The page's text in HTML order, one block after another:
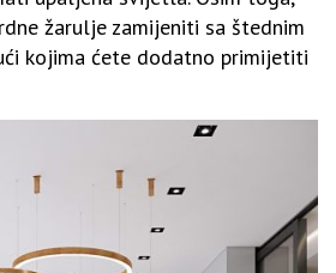
žarulje zamijeniti sa štednim
kojima ćete dodatno primijetiti